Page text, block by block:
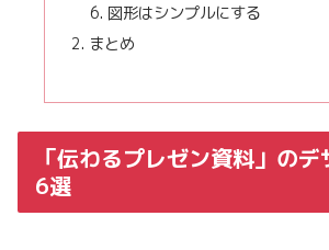
図形はシンプルにする
まとめ
「伝わるプレゼン資料」の
6選